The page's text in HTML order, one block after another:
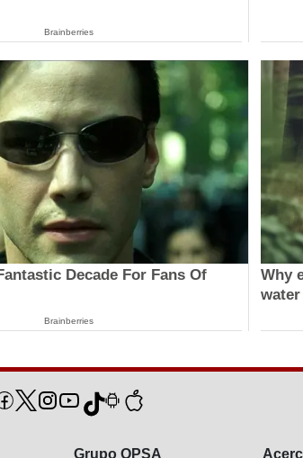
Brainberries
Decade For Fans Of
Brainberries
Why
Grupo OPSA